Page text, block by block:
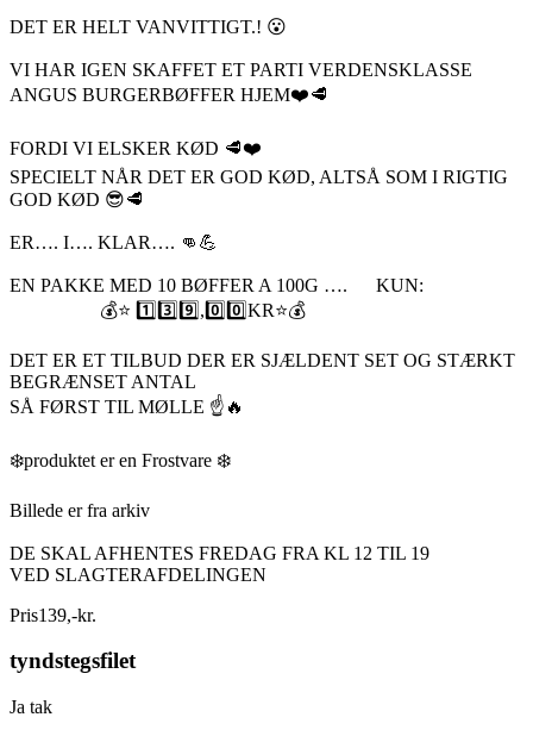
DET ER HELT VANVITTIGT.! 😮
VI HAR IGEN SKAFFET ET PARTI VERDENSKLASSE
ANGUS BURGERBØFFER HJEM❤️🥩
FORDI VI ELSKER KØD 🥩❤️
SPECIELT NÅR DET ER GOD KØD, ALTSÅ SOM I RIGTIG
GOD KØD 😎🥩
ER…. I…. KLAR…. 👊💪
EN PAKKE MED 10 BØFFER A 100G …. KUN:
💰⭐️ 1️⃣3️⃣9️⃣,0️⃣0️⃣KR⭐️💰
DET ER ET TILBUD DER ER SJÆLDENT SET OG STÆRKT
BEGRÆNSET ANTAL
SÅ FØRST TIL MØLLE ☝️🔥
❄️produktet er en Frostvare ❄️
Billede er fra arkiv
DE SKAL AFHENTES FREDAG FRA KL 12 TIL 19
VED SLAGTERAFDELINGEN
Pris139,-kr.
tyndstegsfilet
Ja tak